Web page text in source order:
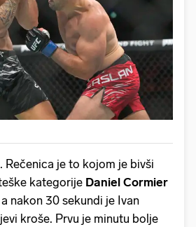
Rečenica je to kojom je bivši
kategorije Daniel Cormier
nakon 30 sekundi je Ivan
kroše. Prvu je minutu bolje